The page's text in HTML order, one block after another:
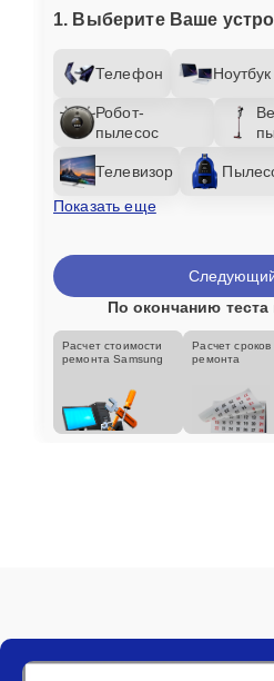
1. Выберите Ваше
Телефон Ноутбук
Робот-
пылесос
Телевизор
Показать еще
По окончанию
Расчет стоимости
ремонта Samsung
Расчет сроков
ремонта